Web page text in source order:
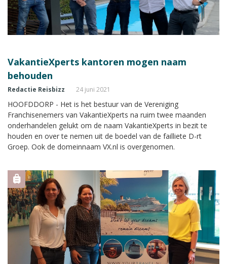
VakantieXperts kantoren mogen naam
behouden
Redactie Reisbizz 24 juni 2021
HOOFDDORP - Het is het bestuur van de Vereniging
Franchisenemers van VakantieXperts na ruim twee maanden
onderhandelen gelukt om de naam VakantieXperts in bezit te
houden en over te nemen uit de boedel van de failliete D-rt
Groep. Ook de domeinnaam VX.nl is overgenomen.